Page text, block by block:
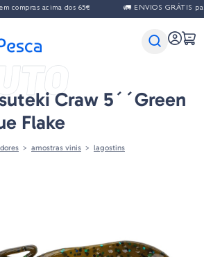
compras acima dos 65€ 🚛 ENVIOS GRÁTIS
Craw 5´´green
Flake
amostras vinis lagostins